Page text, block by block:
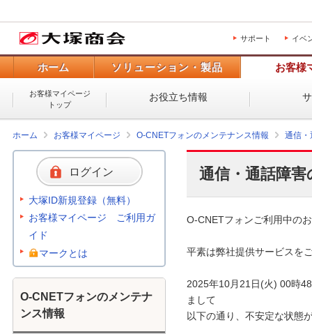
サポート イベ
ホーム ソリューション・製品 お客様
お客様マイページ
トップ
お役立ち情報
ホーム お客様マイページ O-CNETフォンのメンテナンス情報 通信・
通信・通話障
O-CNETフォンご利用中の
平素は弊社提供サービスを
2025年10月21日(火) 00時
まして
以下の通り、不安定な状態
ログイン
大塚ID新規登録（無料）
お客様マイページ ご利用ガ
イド
マークとは
O-CNETフォンのメンテナ
ンス情報